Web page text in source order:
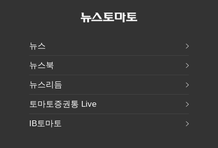
뉴스
뉴스북
뉴스리듬
토마토증권통 Live
IB토마토